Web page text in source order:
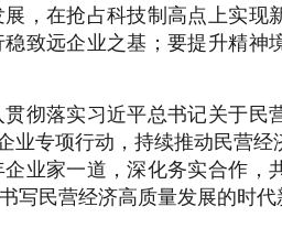
，在抢占科技制高点上实现
致远企业之基；要提升精神
彻落实习近平总书记关于民
业专项行动，持续推动民营
业家一道，深化务实合作，
写民营经济高质量发展的时代